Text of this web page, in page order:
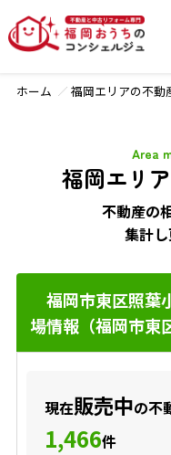
ホーム 福岡エリアの不動
福岡エリ
Area
不動産の
集計し
福岡市東区照葉
場情報（福岡市東
現在販売中の不
1,466件